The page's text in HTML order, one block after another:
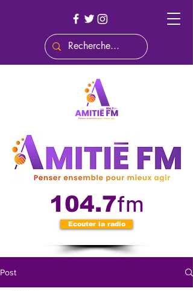
104.7fm
Ecouter la radio
Post